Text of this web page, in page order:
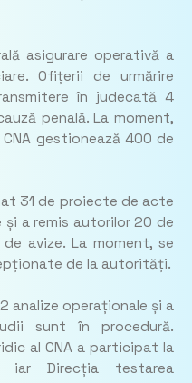
asigurare operativă a
Ofițerii de urmărire
în judecată 4
penală. La moment,
gestionează 400 de
31 de proiecte de acte
a remis autorilor 20 de
avize. La moment, se
de la autorități.
analize operaționale și a
sunt în procedură.
al CNA a participat la
iar Direcția testarea